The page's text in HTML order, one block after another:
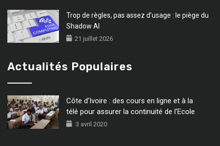
Trop de règles, pas assez d’usage : le piège du
Shadow AI
21 juillet 2026
Actualités Populaires
Côte d’Ivoire : des cours en ligne et à la
télé pour assurer la continuité de l’Ecole
3 avril 2020